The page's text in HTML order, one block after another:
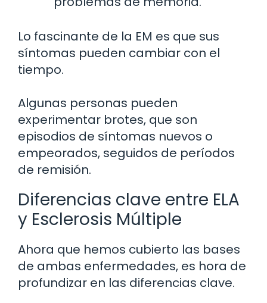
Lo fascinante de la EM es que sus
síntomas pueden cambiar con el
tiempo.
Algunas personas pueden
experimentar brotes, que son
episodios de síntomas nuevos o
empeorados, seguidos de períodos
de remisión.
Diferencias clave entre ELA
y Esclerosis Múltiple
Ahora que hemos cubierto las bases
de ambas enfermedades, es hora de
profundizar en las diferencias clave.